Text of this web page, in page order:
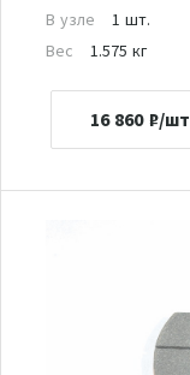
В узле
1 шт.
Вес
1.575 кг
16 860 ₽/шт